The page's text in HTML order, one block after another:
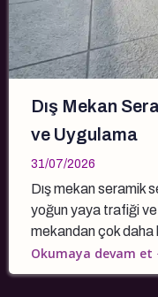
Dış Mekan
ve Uygulama
31/07/2026
Dış mekan seramik
yoğun yaya trafiği ve
mekandan çok daha
Okumaya devam et